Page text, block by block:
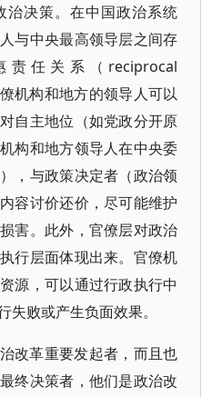
决策。在中国政治系统
与中央最高领导层之间存
任关系（reciprocal
机构和地方的领导人可以
自主地位（如党政分开原
构和地方领导人在中央委
，与政策决定者（政治领
容讨价还价，尽可能维护
害。此外，官僚层对政治
行层面体现出来。官僚机
源，可以通过行政执行中
失败或产生负面效果。
改革重要发起者，而且也
终决策者，他们是政治改